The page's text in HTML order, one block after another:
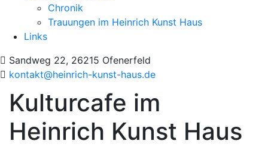
Chronik
Trauungen im Heinrich Kunst Haus
Links
Sandweg 22, 26215 Ofenerfeld
kontakt@heinrich-kunst-haus.de
Kulturcafe im
Heinrich Kunst Haus